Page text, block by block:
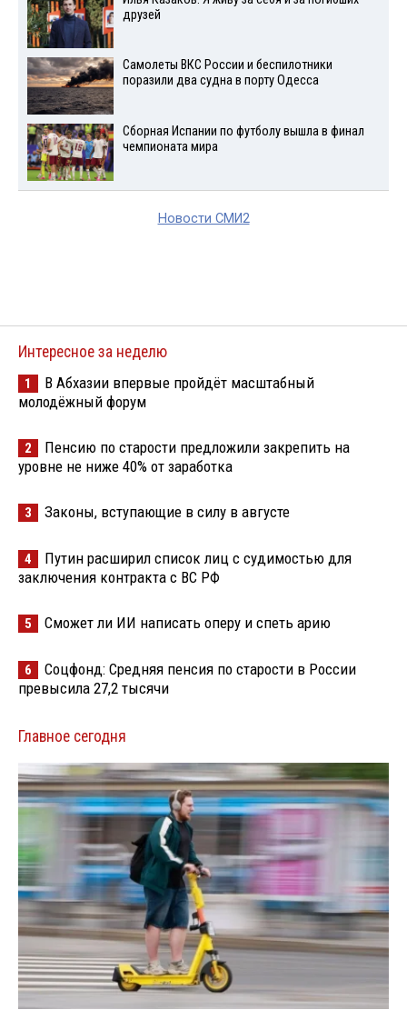
друзей
Самолеты ВКС России и беспилотники
поразили два судна в порту Одесса
Сборная Испании по футболу вышла в финал
чемпионата мира
Новости СМИ2
Интересное за неделю
1
В Абхазии впервые пройдёт масштабный
молодёжный форум
2
Пенсию по старости предложили закрепить на
уровне не ниже 40% от заработка
3 Законы, вступающие в силу в августе
4
Путин расширил список лиц с судимостью для
заключения контракта с ВС РФ
5 Сможет ли ИИ написать оперу и спеть арию
6
Соцфонд: Средняя пенсия по старости в России
превысила 27,2 тысячи
Главное сегодня